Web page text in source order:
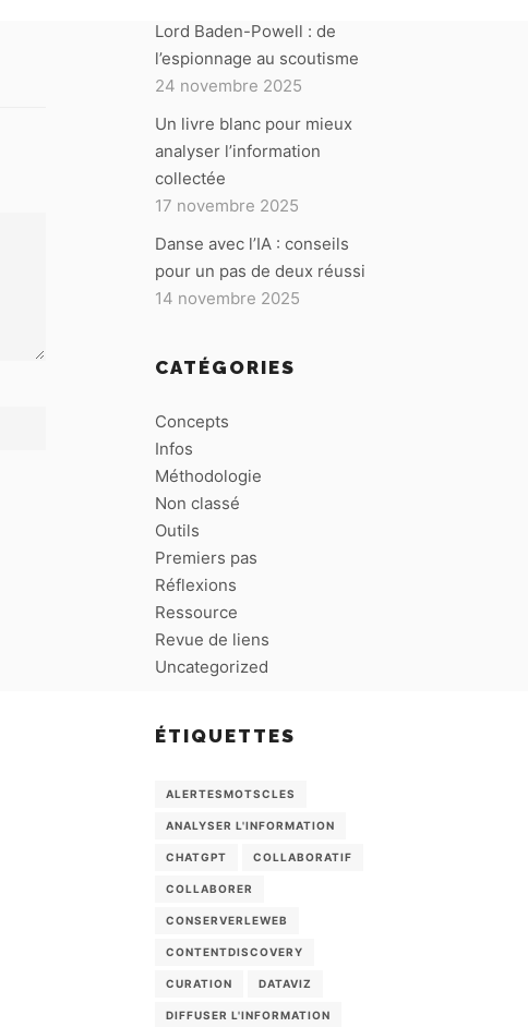
Lord Baden-Powell : de
l’espionnage au scoutisme
24 novembre 2025
Un livre blanc pour mieux
analyser l’information
collectée
17 novembre 2025
Danse avec l’IA : conseils
pour un pas de deux réussi
14 novembre 2025
CATÉGORIES
Concepts
Infos
Méthodologie
Non classé
Outils
Premiers pas
Réflexions
Ressource
Revue de liens
Uncategorized
ÉTIQUETTES
ALERTESMOTSCLES
ANALYSER L'INFORMATION
CHATGPT COLLABORATIF
COLLABORER
CONSERVERLEWEB
CONTENTDISCOVERY
CURATION DATAVIZ
DIFFUSER L'INFORMATION